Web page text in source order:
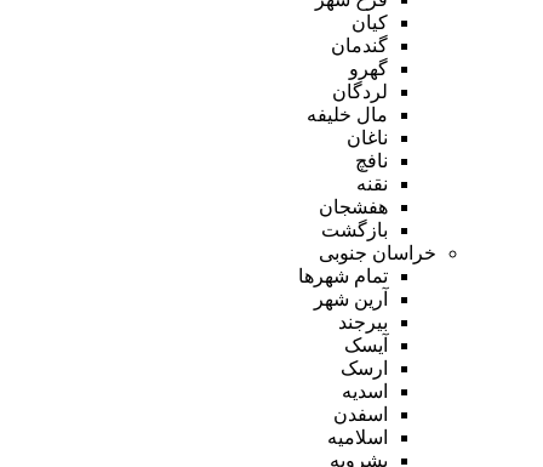
کیان
گندمان
گهرو
لردگان
مال خلیفه
ناغان
نافچ
نقنه
هفشجان
بازگشت
خراسان جنوبی
تمام شهر‌ها
آرین شهر
بیرجند
آیسک
ارسک
اسدیه
اسفدن
اسلامیه
بشرویه